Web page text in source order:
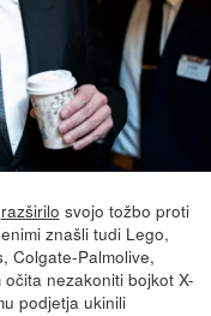
razširilo svojo tožbo proti
znašli tudi Lego,
Colgate-Palmolive,
nezakoniti bojkot X-
podjetja ukinili